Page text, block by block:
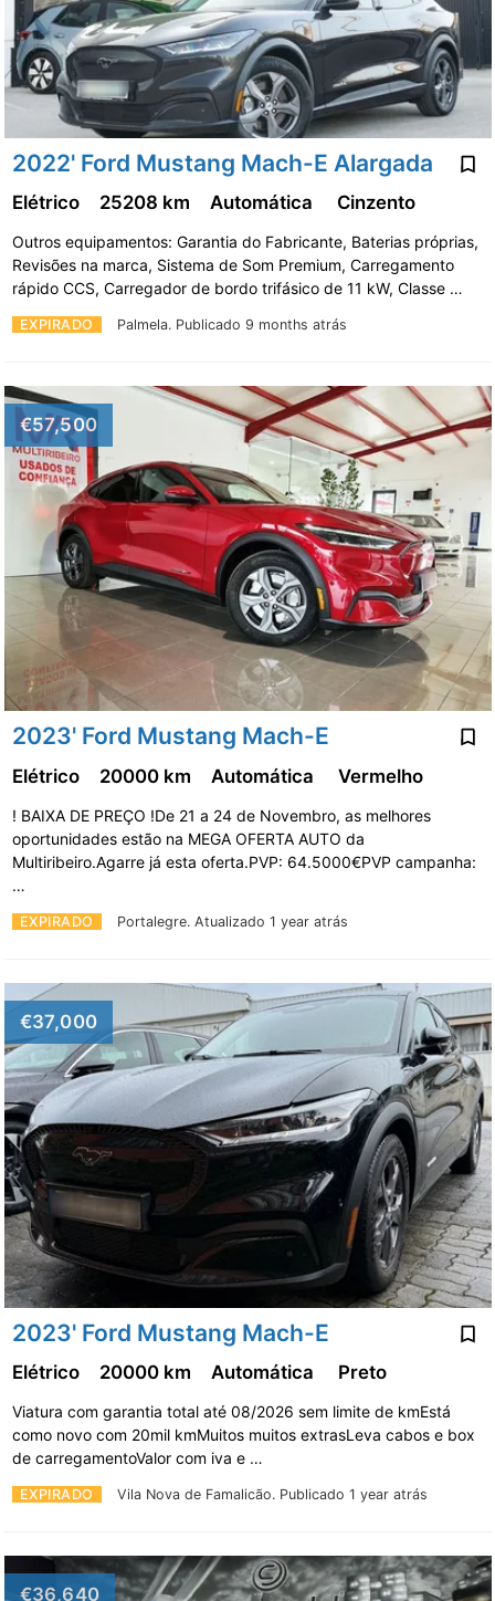
2022' Ford Mustang Mach-E Alargada
EXPIRADO Palmela. Publicado 9 months atrás
Elétrico 25208 km Automática Cinzento
Outros equipamentos: Garantia do Fabricante, Baterias próprias,
Revisões na marca, Sistema de Som Premium, Carregamento
rápido CCS, Carregador de bordo trifásico de 11 kW, Classe …
€57,500
2023' Ford Mustang Mach-E
EXPIRADO Portalegre. Atualizado 1 year atrás
Elétrico 20000 km Automática Vermelho
! BAIXA DE PREÇO !De 21 a 24 de Novembro, as melhores
oportunidades estão na MEGA OFERTA AUTO da
Multiribeiro.Agarre já esta oferta.PVP: 64.5000€PVP campanha:
…
€37,000
2023' Ford Mustang Mach-E
EXPIRADO Vila Nova de Famalicão. Publicado 1 year atrás
Elétrico 20000 km Automática Preto
Viatura com garantia total até 08/2026 sem limite de kmEstá
como novo com 20mil kmMuitos muitos extrasLeva cabos e box
de carregamentoValor com iva e …
€36,640